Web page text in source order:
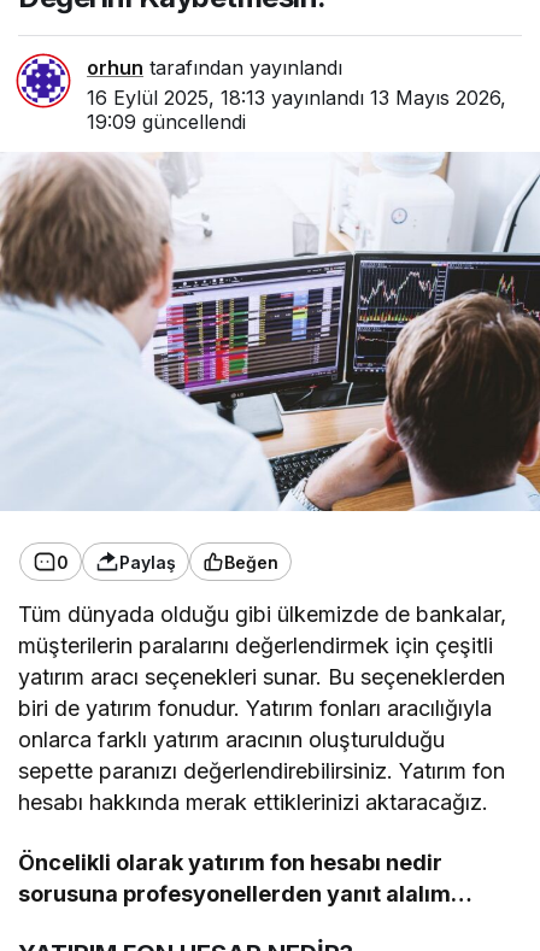
n:
orhun tarafından yayınlandı
16 Eylül 2025, 18:13 yayınlandı 13 Mayıs 2026,
19:09 güncellendi
0 Paylaş Beğen
Tüm dünyada olduğu gibi ülkemizde de bankalar,
müşterilerin paralarını değerlendirmek için çeşitli
yatırım aracı seçenekleri sunar. Bu seçeneklerden
biri de yatırım fonudur. Yatırım fonları aracılığıyla
onlarca farklı yatırım aracının oluşturulduğu
sepette paranızı değerlendirebilirsiniz. Yatırım fon
hesabı hakkında merak ettiklerinizi aktaracağız.
Öncelikli olarak yatırım fon hesabı nedir
sorusuna profesyonellerden yanıt alalım…